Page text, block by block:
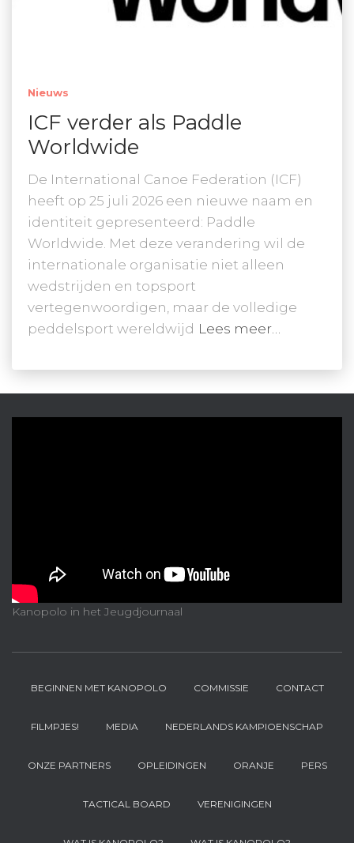
Nieuws
ICF verder als Paddle
Worldwide
De International Canoe Federation (ICF)
heeft op 25 juli 2026 een nieuwe naam en
identiteit gepresenteerd: Paddle
Worldwide. Met deze verandering wil de
internationale organisatie niet alleen
wedstrijden en topsport
vertegenwoordigen, maar de volledige
peddelsport wereldwijd Lees meer…
Kanopolo in het Jeugdjournaal
BEGINNEN MET KANOPOLO COMMISSIE CONTACT
FILMPJES! MEDIA NEDERLANDS KAMPIOENSCHAP
ONZE PARTNERS OPLEIDINGEN ORANJE PERS
TACTICAL BOARD VERENIGINGEN